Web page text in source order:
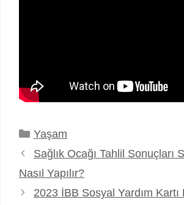
Kategoriler
Yaşam
Sağlık Ocağı Tahlil Sonuçları
Nasıl Yapılır?
2023 İBB Sosyal Yardım